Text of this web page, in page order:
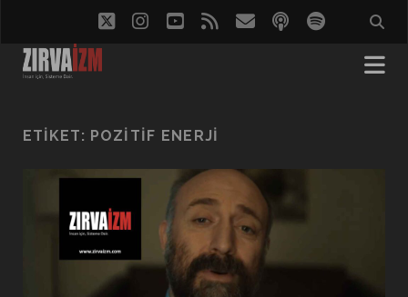
twitterinstagram
youtube
rss epostapodcastspotify
ETIKET: POZITIF ENERJI